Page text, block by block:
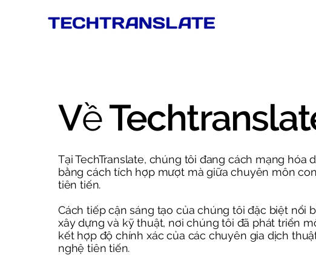
​Về
Tại TechTranslate, chúng tôi đang cách mạng hóa
bằng cách tích hợp mượt mà giữa chuyên môn
tiên tiến.
Cách tiếp cận sáng tạo của chúng tôi đặc biệt nổi
xây dựng và kỹ thuật, nơi chúng tôi đã phát triển
kết hợp độ chính xác của các chuyên gia dịch
nghệ tiên tiến.